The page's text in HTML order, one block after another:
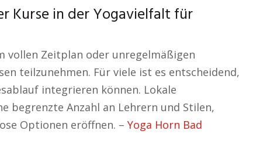
Kurse in der Yogavielfalt für
vollen Zeitplan oder unregelmäßigen
teilzunehmen. Für viele ist es entscheidend,
integrieren können. Lokale
begrenzte Anzahl an Lehrern und Stilen,
Optionen eröffnen. – Yoga Horn Bad